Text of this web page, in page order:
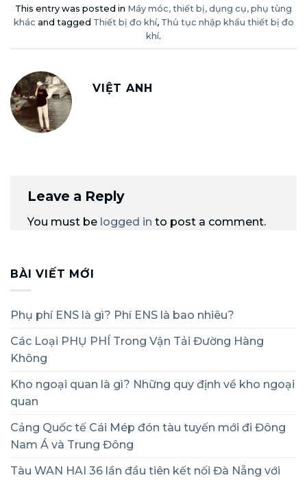
This entry was posted in Máy móc, thiết bị, dụng cụ, phụ tùng
khác and tagged Thiết bị đo khí, Thủ tục nhập khẩu thiết bị đo
khí.
VIỆT ANH
Leave a Reply
You must be logged in to post a comment.
BÀI VIẾT MỚI
Phụ phí ENS là gì? Phí ENS là bao nhiêu?
Các Loại PHỤ PHÍ Trong Vận Tải Đường Hàng
Không
Kho ngoại quan là gì? Những quy định về kho ngoại
quan
Cảng Quốc tế Cái Mép đón tàu tuyến mới đi Đông
Nam Á và Trung Đông
Tàu WAN HAI 36 lần đầu tiên kết nối Đà Nẵng với